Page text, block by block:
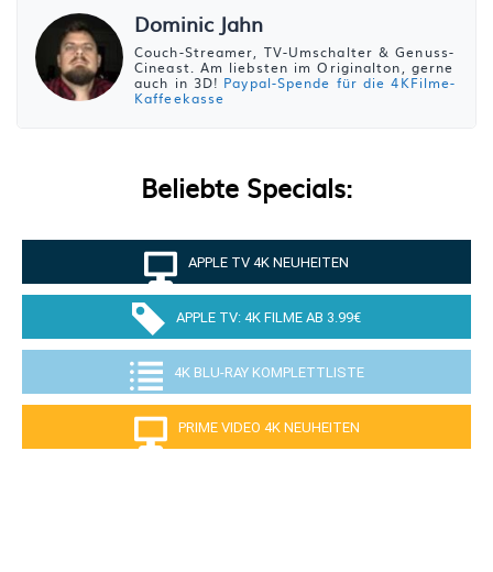
Dominic Jahn
Couch-Streamer, TV-Umschalter & Genuss-
Cineast. Am liebsten im Originalton, gerne
auch in 3D! Paypal-Spende für die 4KFilme-
Kaffeekasse
Beliebte Specials:
APPLE TV 4K NEUHEITEN
APPLE TV: 4K FILME AB 3.99€
4K BLU-RAY KOMPLETTLISTE
PRIME VIDEO 4K NEUHEITEN